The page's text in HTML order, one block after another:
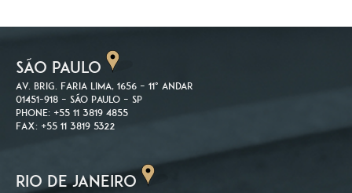
SÃO PAULO
Av. Brig. Faria Lima, 1656 – 11º andar
01451-918 – São Paulo – SP
Phone: +55 11 3819 4855
Fax: +55 11 3819 5322
RIO DE JANEIRO